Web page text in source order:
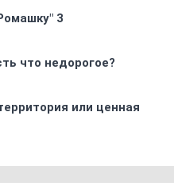
3
что недорогое?
или ценная